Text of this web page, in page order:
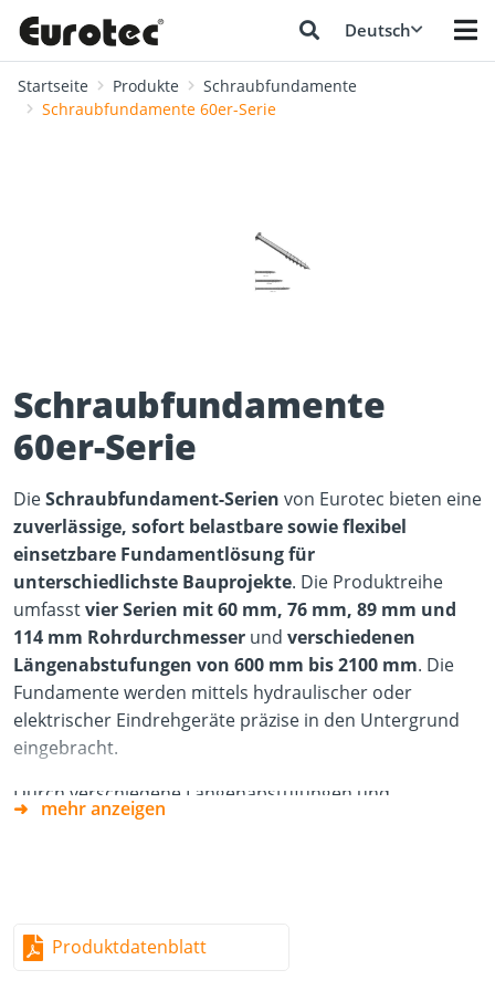
Deutsch
Startseite Produkte
Schraubfundamente
Schraubfundamente­ 60er-Serie
Schraubfundamente
60er-Serie
DieSchraubfundament-Serien von Eurotec bieten eine
zuverlässige, sofort belastbare sowie flexibel
einsetzbare Fundamentlösung für
unterschiedlichste Bauprojekte. Die Produktreihe
umfasstvier Serien mit 60 mm, 76 mm, 89 mm und
114 mm Rohrdurchmesser und verschiedenen
Längenabstufungen von 600 mm bis 2100 mm. Die
Fundamente werden mittels hydraulischer oder
elektrischer Eindrehgeräte präzise in den Untergrund
eingebracht.
Durch verschiedene Längenabstufungen und
Fundamentgeometrien deckt unser Produktsortiment
den professionellen Einsatz
Handwerk sowie im Garten
mehr anzeigen
Produktdatenblatt